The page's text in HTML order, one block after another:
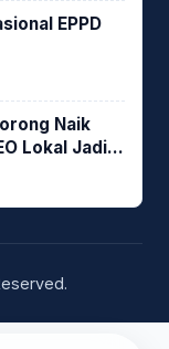
EPPD
Naik
Lokal Jadi